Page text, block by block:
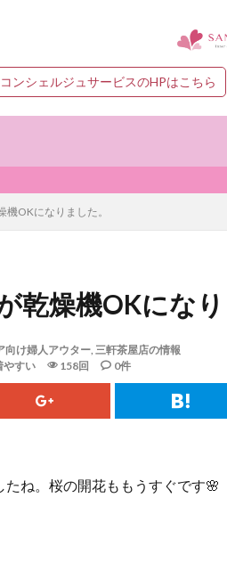
ンシェルジュサービスのHPはこちら
機OKになりました。
乾燥機OKになり
向け婦人アウター, 三軒茶屋店の情報
やすい 158回 0件
ね。桜の開花ももうすぐです🌸